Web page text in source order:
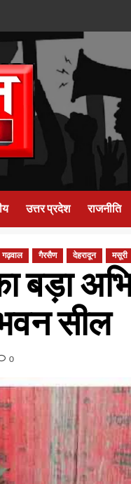
उत्तर प्रदेश राजनीति
गढ़वाल गैरसैण देहरादून मसूरी
बड़ा
सील
0